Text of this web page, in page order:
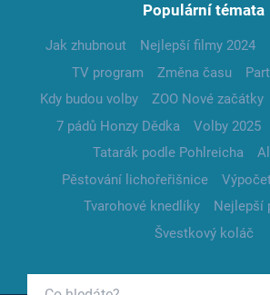
Populární témata
Jak zhubnout Nejlepší filmy 2024
TV program
Změna času
Kdy budou volby
ZOO Nové začátky
7 pádů Honzy Dědka
Volby 2025
Tatarák podle Pohlreicha
Pěstování lichořeřišnice
Tvarohové knedlíky
Nejlepší
Švestkový koláč